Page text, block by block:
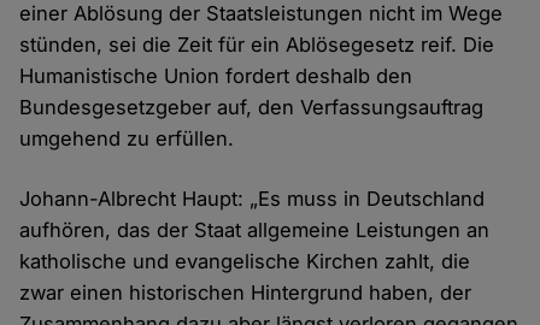
einer Ablösung der Staatsleistungen nicht im Wege
stünden, sei die Zeit für ein Ablösegesetz reif. Die
Humanistische Union fordert deshalb den
Bundesgesetzgeber auf, den Verfassungsauftrag
umgehend zu erfüllen.
Johann-Albrecht Haupt: „Es muss in Deutschland
aufhören, das der Staat allgemeine Leistungen an
katholische und evangelische Kirchen zahlt, die
zwar einen historischen Hintergrund haben, der